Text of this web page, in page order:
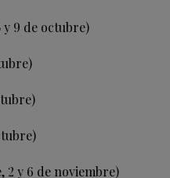
y 9 de octubre)
2 y 6 de noviembre)